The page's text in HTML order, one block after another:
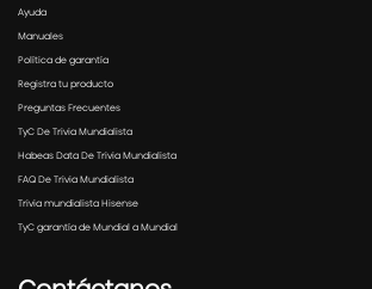
Ayuda
Manuales
Política de garantía
Registra tu producto
Preguntas Frecuentes
TyC De Trivia Mundialista
Habeas Data De Trivia Mundialista
FAQ De Trivia Mundialista
Trivia mundialista Hisense
TyC garantía de Mundial a Mundial